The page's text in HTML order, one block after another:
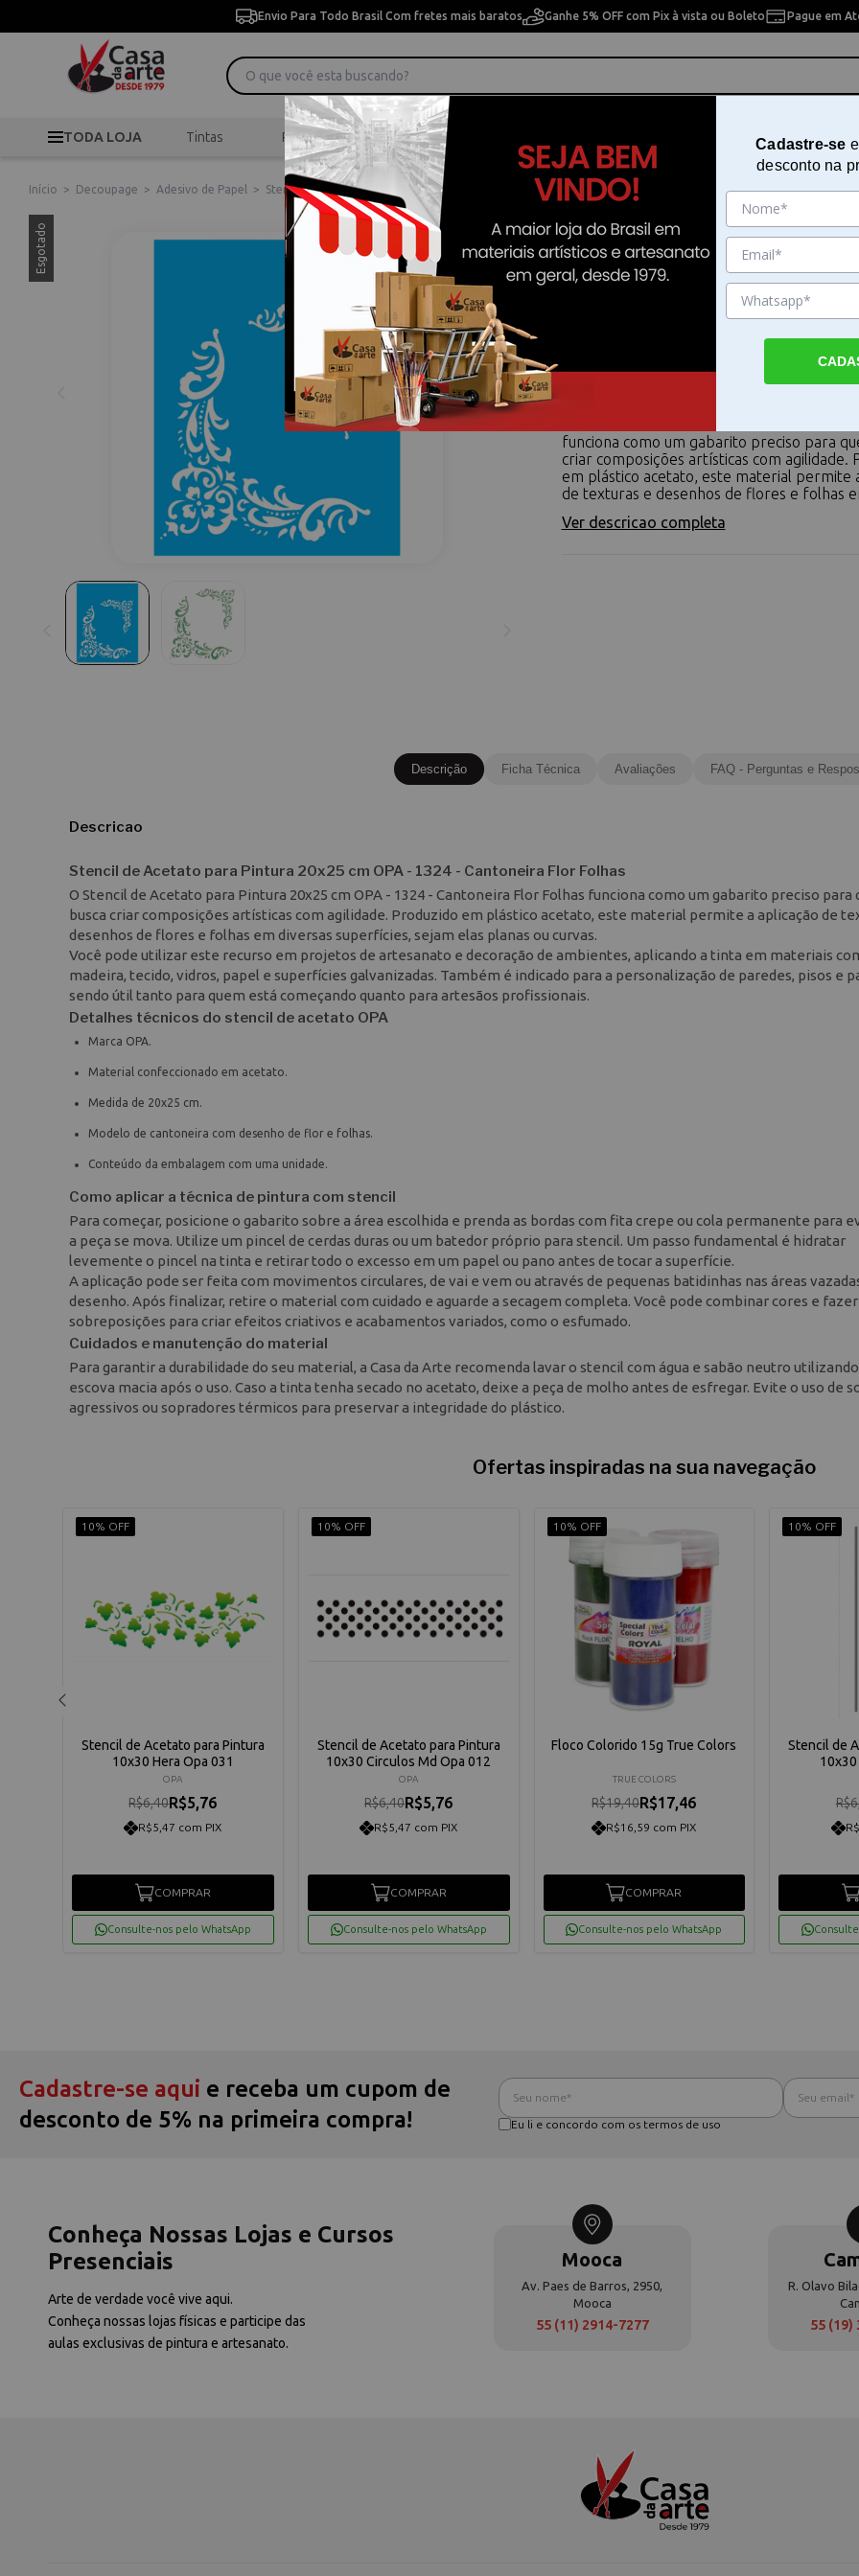
Envio Para Todo Brasil Com fretes mais baratos Ganhe 5% OFF com Pix à vista ou Boleto Pague em
TODA LOJA Tintas Pincéis Desenho Pintura
Início > Decoupage > Adesivo de Papel > Stencil de Acetato para Pintura 20x25 cm OPA - 1324 - Cantoneira Flor Folhas
Esgotado
Stencil de Acetato para Pintura
OPA - 1324 - Cantoneira Flor
Stencil de Acetato para Pintura 20x25 cm
funciona como um gabarito preciso para
criar composições artísticas com agilidade.
em plástico acetato, este material permite
de texturas e desenhos de flores e folhas
Ver descricao completa
Descrição Ficha Técnica Avaliações FAQ - Perguntas e
Descricao
Stencil de Acetato para Pintura 20x25 cm OPA - 1324 - Cantoneira Flor Folhas
O Stencil de Acetato para Pintura 20x25 cm OPA - 1324 - Cantoneira Flor Folhas funciona como um gabarito preciso para
busca criar composições artísticas com agilidade. Produzido em plástico acetato, este material permite a aplicação de
desenhos de flores e folhas em diversas superfícies, sejam elas planas ou curvas.
Você pode utilizar este recurso em projetos de artesanato e decoração de ambientes, aplicando a tinta em materiais
madeira, tecido, vidros, papel e superfícies galvanizadas. Também é indicado para a personalização de paredes, pisos e
sendo útil tanto para quem está começando quanto para artesãos profissionais.
Detalhes técnicos do stencil de acetato OPA
Marca OPA.
Material confeccionado em acetato.
Medida de 20x25 cm.
Modelo de cantoneira com desenho de flor e folhas.
Conteúdo da embalagem com uma unidade.
Como aplicar a técnica de pintura com stencil
Para começar, posicione o gabarito sobre a área escolhida e prenda as bordas com fita crepe ou cola permanente para
a peça se mova. Utilize um pincel de cerdas duras ou um batedor próprio para stencil. Um passo fundamental é hidratar
levemente o pincel na tinta e retirar todo o excesso em um papel ou pano antes de tocar a superfície.
A aplicação pode ser feita com movimentos circulares, de vai e vem ou através de pequenas batidinhas nas áreas
desenho. Após finalizar, retire o material com cuidado e aguarde a secagem completa. Você pode combinar cores e fazer
sobreposições para criar efeitos criativos e acabamentos variados, como o esfumado.
Cuidados e manutenção do material
Para garantir a durabilidade do seu material, a Casa da Arte recomenda lavar o stencil com água e sabão neutro
escova macia após o uso. Caso a tinta tenha secado no acetato, deixe a peça de molho antes de esfregar. Evite o uso de
agressivos ou sopradores térmicos para preservar a integridade do plástico.
Ofertas inspiradas na sua navegação
10% OFF
Stencil de Acetato para Pintura
10x30 Hera Opa 031
OPA
R$6,40R$5,76
R$5,47 com PIX
COMPRAR
Consulte-nos pelo WhatsApp
10% OFF
Stencil de Acetato para Pintura
10x30 Circulos Md Opa 012
OPA
R$6,40R$5,76
R$5,47 com PIX
COMPRAR
Consulte-nos pelo WhatsApp
10% OFF
Floco Colorido 15g True Colors
TRUE COLORS
R$19,40R$17,46
R$16,59 com PIX
COMPRAR
Consulte-nos pelo WhatsApp
10% OFF
Stencil de
Cadastre-se aqui e receba um cupom de
desconto de 5% na primeira compra!
Eu li e concordo com os termos de uso
Conheça Nossas Lojas e Cursos
Presenciais
Arte de verdade você vive aqui.
Conheça nossas lojas físicas e participe das
aulas exclusivas de pintura e artesanato.
Mooca
Av. Paes de Barros, 2950,
Mooca
55 (11) 2914-7277
R. Olavo
55 (19)
Cadastre-se
desconto na